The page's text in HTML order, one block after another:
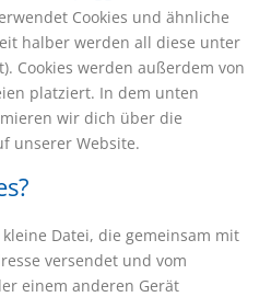
Cookies und ähnliche
halber werden all diese unter
Cookies werden außerdem von
platziert. In dem unten
wir dich über die
unserer Website.
Datei, die gemeinsam mit
versendet und vom
einem anderen Gerät